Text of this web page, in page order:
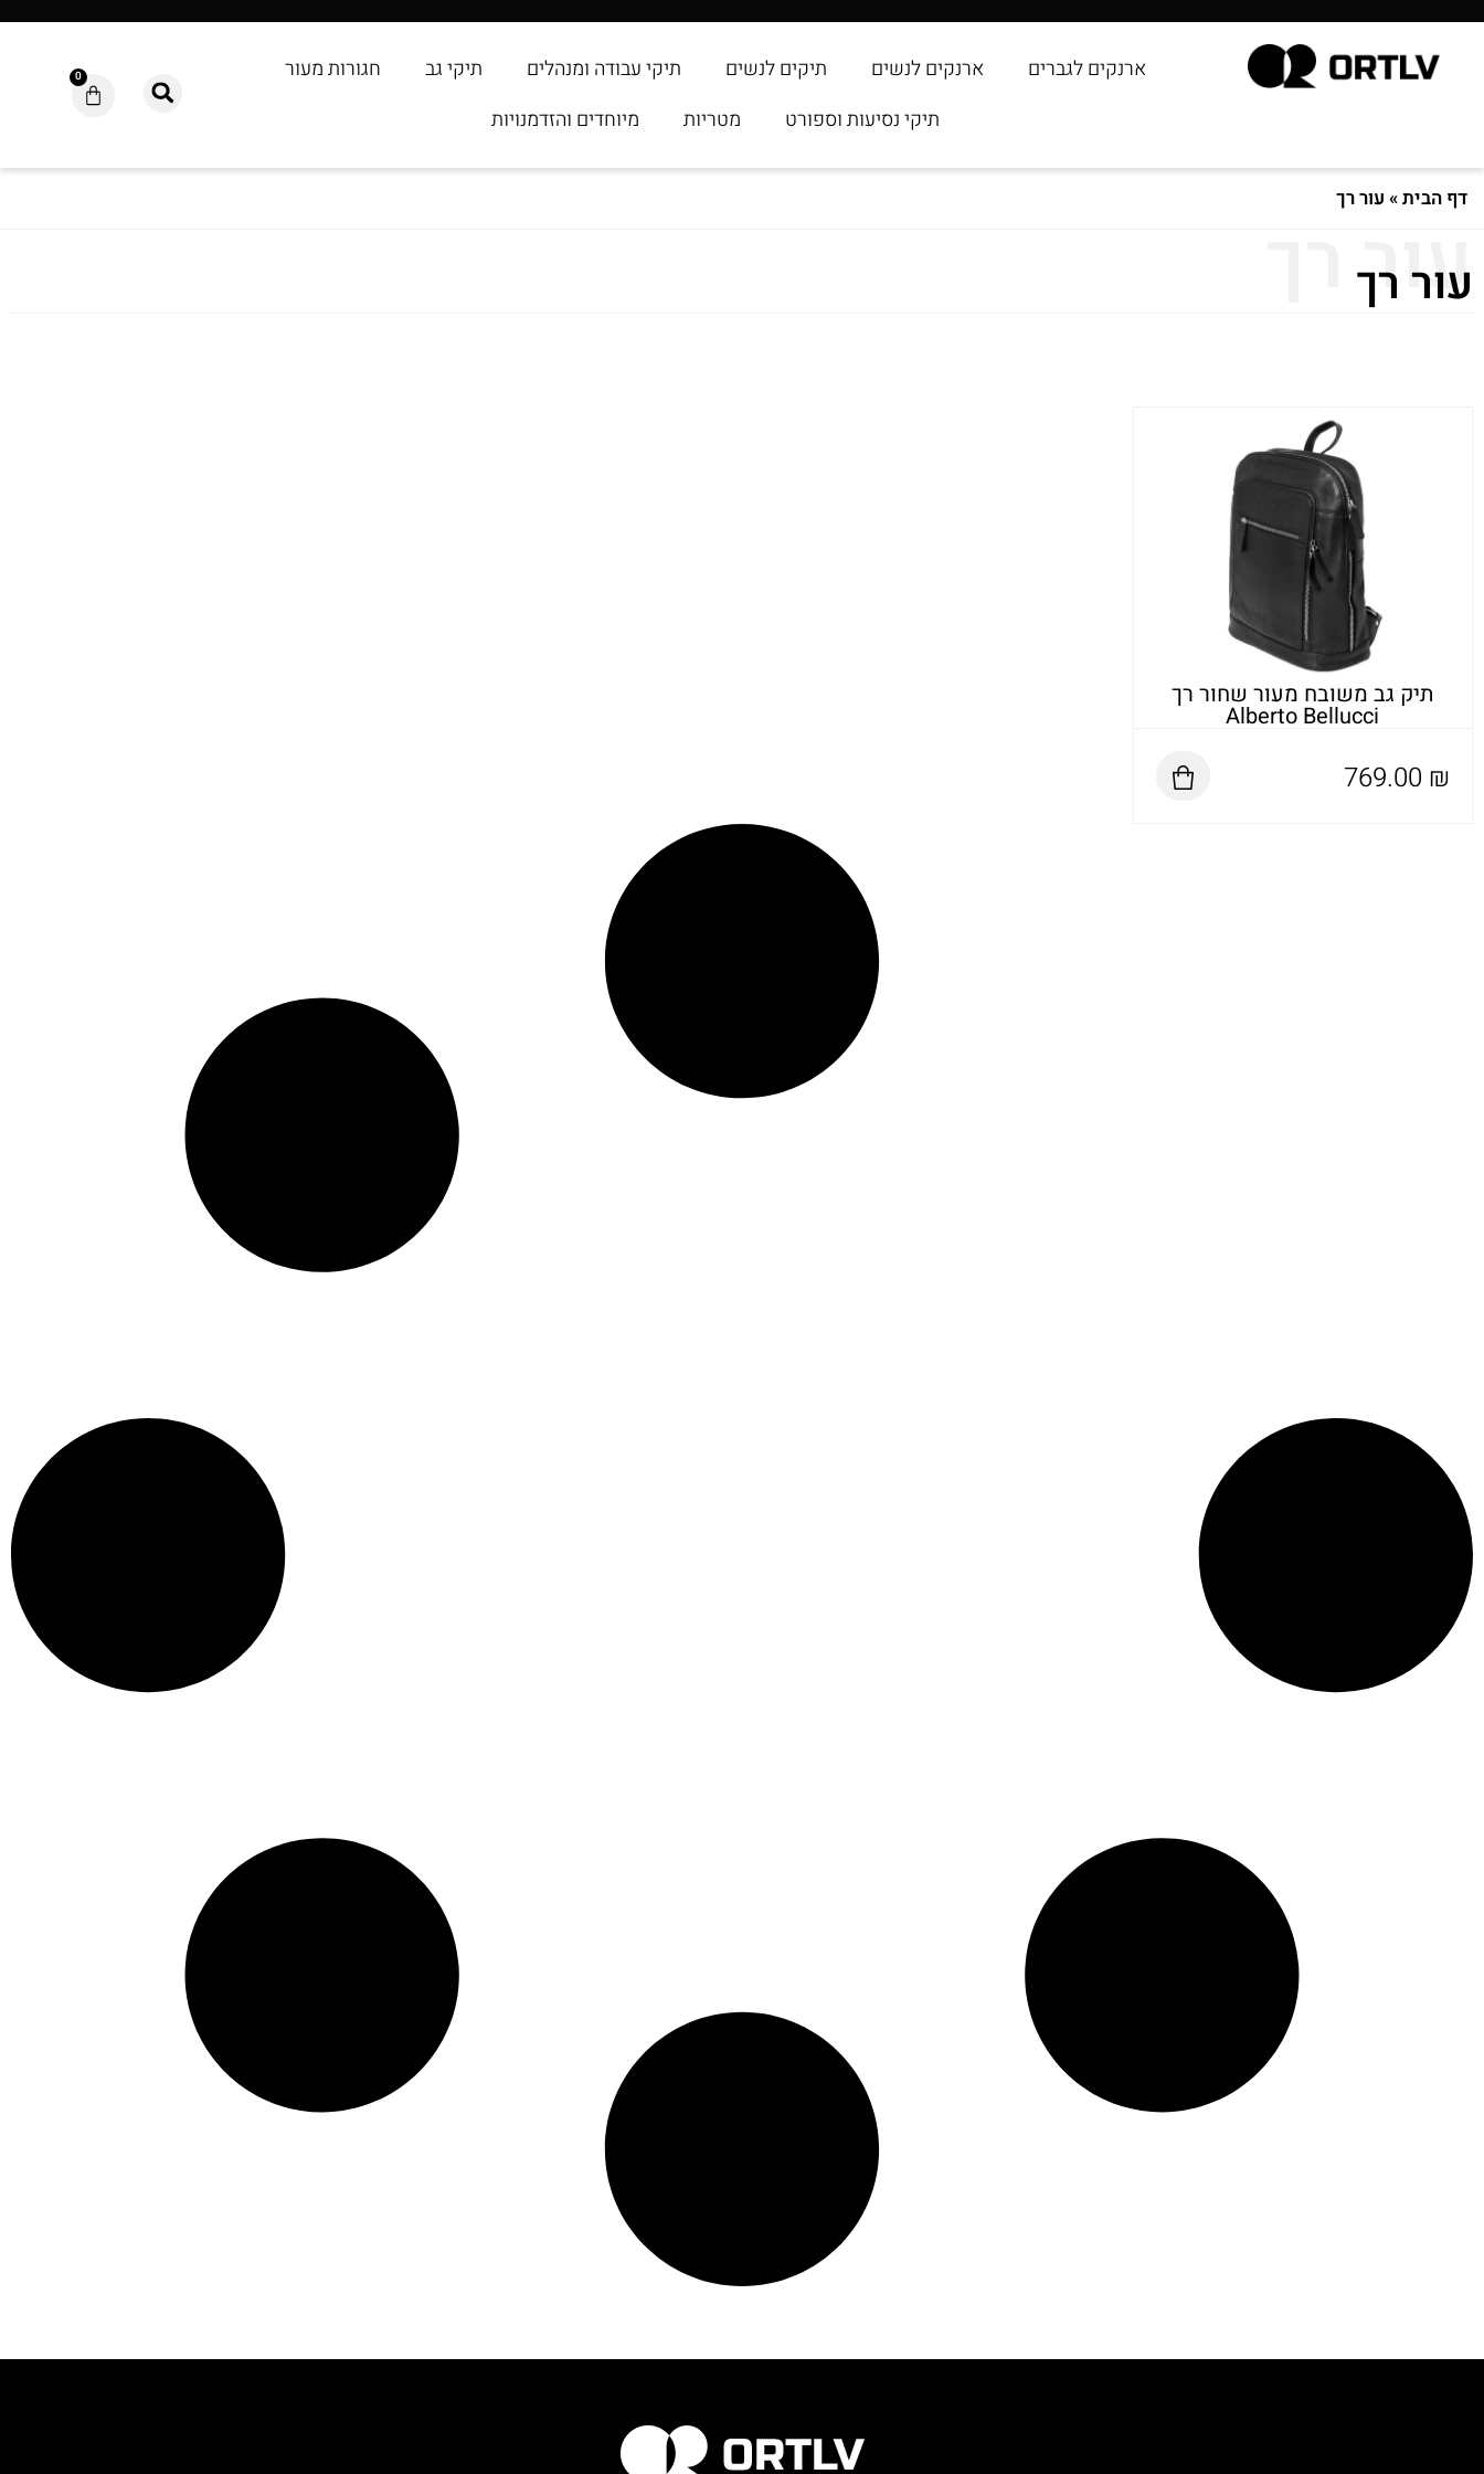
ארנקים לגברים ארנקים לנשים תיקים לנשים תיקי עבודה ומנהלים תיקי גב
חגורות מעור
תיקי נסיעות וספורט
מטריות מיוחדים והזדמנויות
0
דף הבית» עור רך
עור רך
עור רך
תיק גב משובח מעור שחור רך
Alberto Bellucci
769.00 ₪